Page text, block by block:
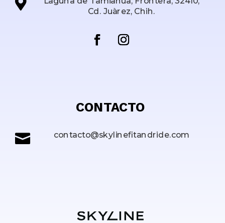
Cd. Juàrez, Chih.
CONTACTO
 contacto@skylinefitandride.com